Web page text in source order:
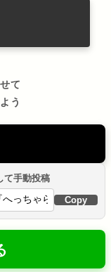
て
う
て手動投稿
Copy